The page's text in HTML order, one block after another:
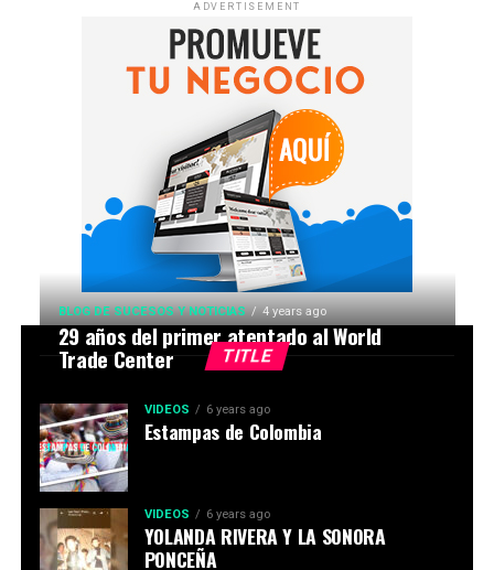
ADVERTISEMENT
TITLE
BLOG DE SUCESOS Y NOTICIAS 4 years ago
29 años del primer atentado al World
Trade Center
VIDEOS 6 years ago
Estampas de Colombia
VIDEOS 6 years ago
YOLANDA RIVERA Y LA SONORA
PONCEÑA